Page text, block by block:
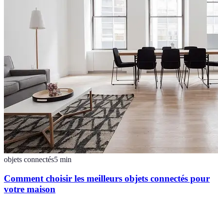
objets connectés5 min
Comment choisir les meilleurs objets connectés pour
votre maison